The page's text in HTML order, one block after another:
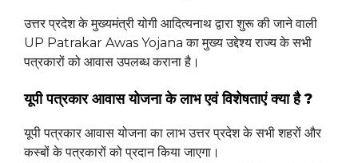
उत्तर प्रदेश के मुख्यमंत्री योगी आदित्यनाथ द्वारा शुरू की जाने वाली
UP Patrakar Awas Yojana का मुख्य उद्देश्य राज्य के सभी
पत्रकारों को आवास उपलब्ध कराना है।
यूपी पत्रकार आवास योजना के लाभ एवं विशेषताएं क्या है ?
यूपी पत्रकार आवास योजना का लाभ उत्तर प्रदेश के सभी शहरों और
कस्बों के पत्रकारों को प्रदान किया जाएगा।